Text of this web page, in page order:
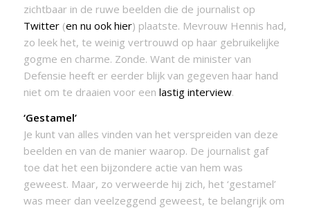
zichtbaar in de ruwe beelden die de journalist op
Twitter(en nu ook hier) plaatste. Mevrouw Hennis had,
zo leek het, te weinig vertrouwd op haar gebruikelijke
gogme en charme. Zonde. Want de minister van
Defensie heeft er eerder blijk van gegeven haar hand
niet om te draaien voor een lastig interview.
‘Gestamel’
Je kunt van alles vinden van het verspreiden van deze
beelden en van de manier waarop. De journalist gaf
toe dat het een bijzondere actie van hem was
geweest. Maar, zo verweerde hij zich, het ‘gestamel’
was meer dan veelzeggend geweest, te belangrijk om